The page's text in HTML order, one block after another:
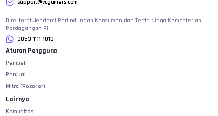
support@vcgamers.com
Direktorat Jenderal Perlindungan Konsumen dan Tertib Niaga Kementerian
Perdagangan RI
0853-1111-1010
Aturan Pengguna
Pembeli
Penjual
Mitra (Reseller)
Lainnya
Komunitas